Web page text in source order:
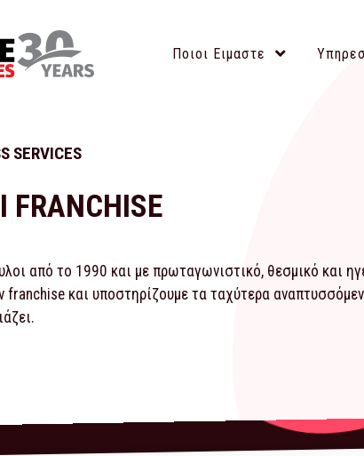
Ποιοι Ειμαστε
SERVICES
από το 1990 και με πρωταγωνιστικό, θεσμικό και
franchise και υποστηρίζουμε τα ταχύτερα